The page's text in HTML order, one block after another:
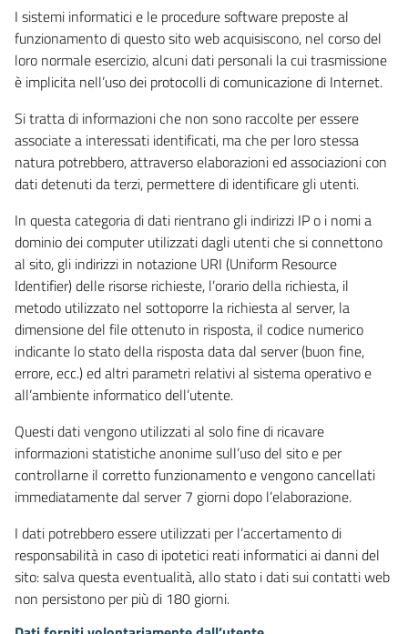
I sistemi informatici e le procedure software preposte al
funzionamento di questo sito web acquisiscono, nel corso del
loro normale esercizio, alcuni dati personali la cui trasmissione
è implicita nell’uso dei protocolli di comunicazione di Internet.
Si tratta di informazioni che non sono raccolte per essere
associate a interessati identificati, ma che per loro stessa
natura potrebbero, attraverso elaborazioni ed associazioni con
dati detenuti da terzi, permettere di identificare gli utenti.
In questa categoria di dati rientrano gli indirizzi IP o i nomi a
dominio dei computer utilizzati dagli utenti che si connettono
al sito, gli indirizzi in notazione URI (Uniform Resource
Identifier) delle risorse richieste, l’orario della richiesta, il
metodo utilizzato nel sottoporre la richiesta al server, la
dimensione del file ottenuto in risposta, il codice numerico
indicante lo stato della risposta data dal server (buon fine,
errore, ecc.) ed altri parametri relativi al sistema operativo e
all’ambiente informatico dell’utente.
Questi dati vengono utilizzati al solo fine di ricavare
informazioni statistiche anonime sull’uso del sito e per
controllarne il corretto funzionamento e vengono cancellati
immediatamente dal server 7 giorni dopo l’elaborazione.
I dati potrebbero essere utilizzati per l’accertamento di
responsabilità in caso di ipotetici reati informatici ai danni del
sito: salva questa eventualità, allo stato i dati sui contatti web
non persistono per più di 180 giorni.